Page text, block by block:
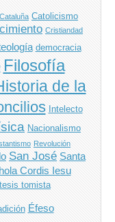
Cataluña Catolicismo
Cristiandad
democracia
Filosofía
de la
Intelecto
Nacionalismo
Revolución
San José Santa
Cordis Iesu
tomista
Éfeso